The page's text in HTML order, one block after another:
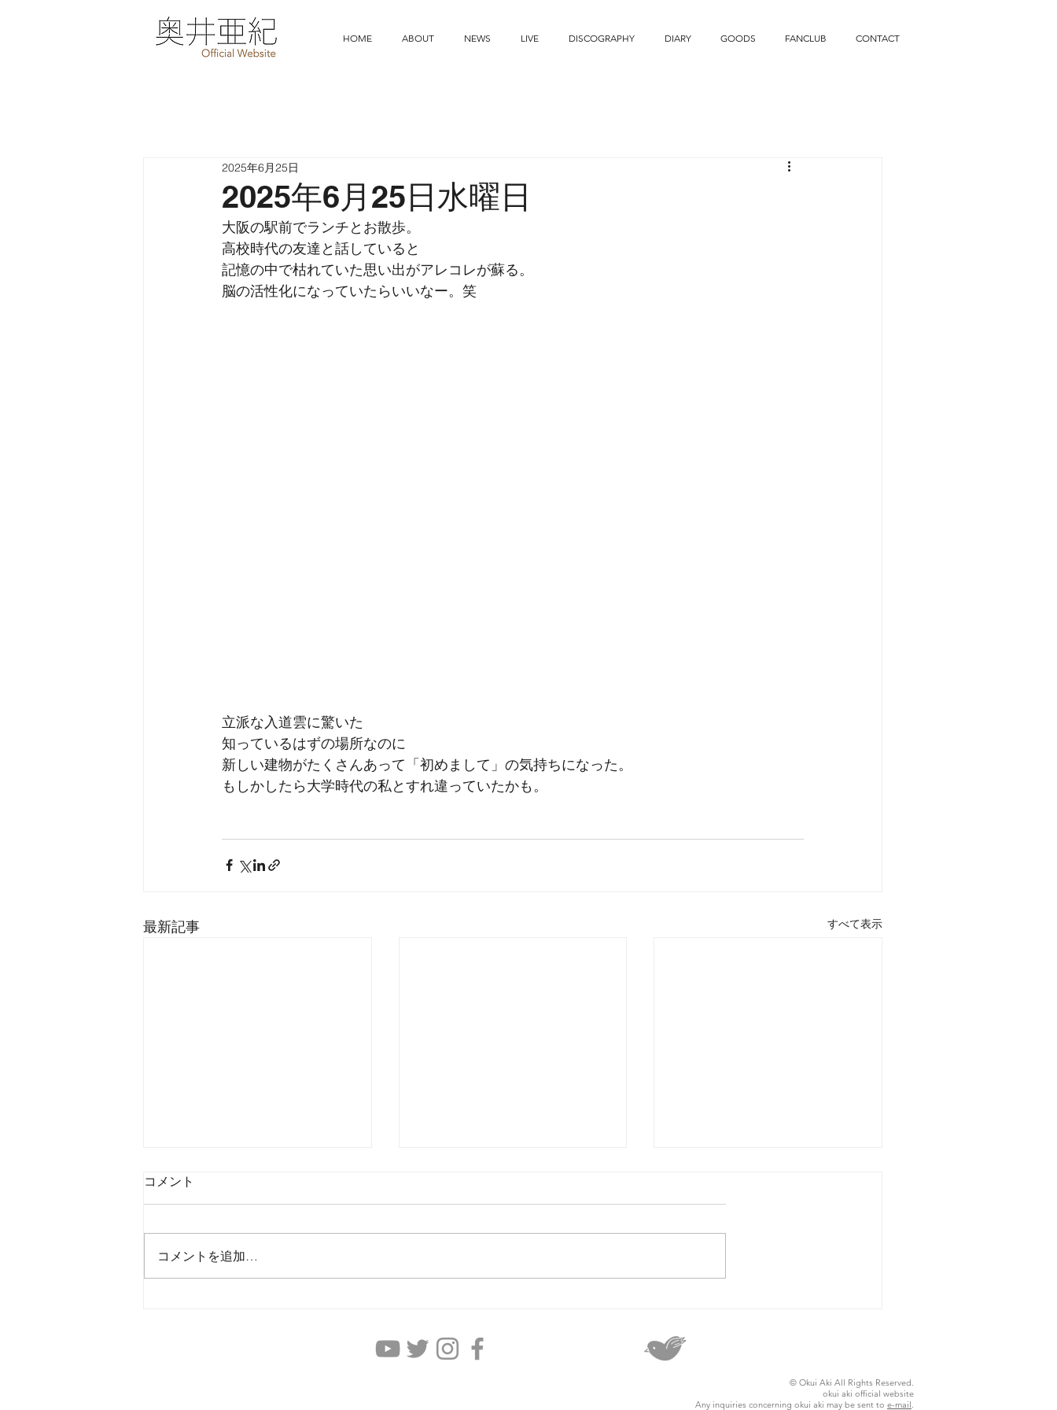
HOME ABOUT NEWS LIVE DISCOGRAPHY DIARY GOODS FANCLUB CONTACT
2025年6月25日水曜日
2025年6月25日
大阪の駅前でランチとお散歩。
高校時代の友達と話していると
記憶の中で枯れていた思い出がアレコレが蘇る。
脳の活性化になっていたらいいなー。笑
立派な入道雲に驚いた
知っているはずの場所なのに
新しい建物がたくさんあって「初めまして」の気持ちになった。
もしかしたら大学時代の私とすれ違っていたかも。
最新記事 すべて表示
コメント
コメントを追加…
© Okui Aki All Rights Reserved.
okui aki official website
Any inquiries concerning okui aki may be sent to e-mail.